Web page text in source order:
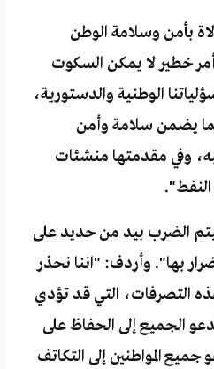
بأمن وسلامة الوطن
خطير لا يمكن السكوت
الوطنية والدستورية،
يضمن سلامة وأمن
وفي مقدمتها منشئات
الضرب بيد من حديد على
بها". وأردف: "اننا نحذر
التصرفات، التي قد تؤدي
الجميع إلى الحفاظ على
جميع المواطنين إلى التكاتف